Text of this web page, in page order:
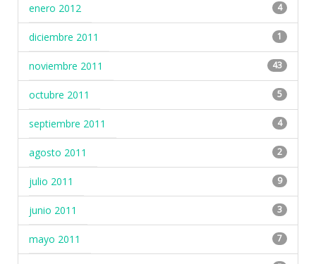
enero 2012 4
diciembre 2011 1
noviembre 2011 43
octubre 2011 5
septiembre 2011 4
agosto 2011 2
julio 2011 9
junio 2011 3
mayo 2011 7